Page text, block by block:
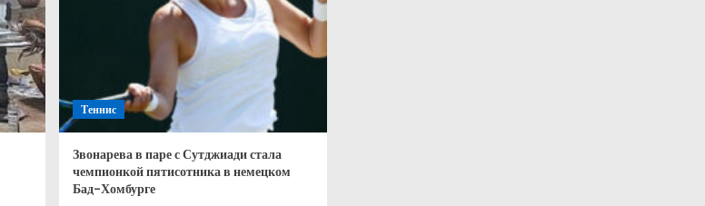
Теннис
Звонарева в паре с Сутджиади стала
чемпионкой пятисотника в немецком
Бад-Хомбурге